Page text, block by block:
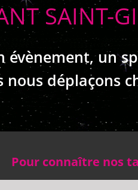
SAINT-
un
nous déplaçons
Pour connaître nos